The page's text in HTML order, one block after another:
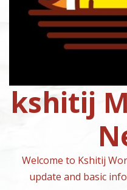
kshitij
Welcome to Kshitij
update and basic